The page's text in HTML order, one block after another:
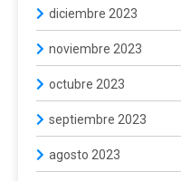
diciembre 2023
noviembre 2023
octubre 2023
septiembre 2023
agosto 2023